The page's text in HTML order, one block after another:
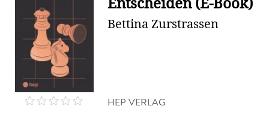
Entscheiden (E-Book)
Bettina Zurstrassen
HEP VERLAG